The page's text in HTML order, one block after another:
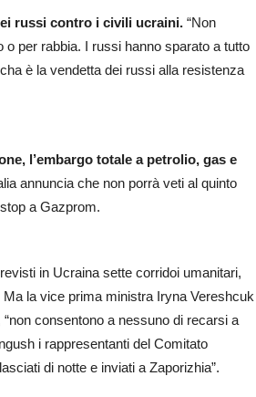
russi contro i civili ucraini. “Non
per rabbia. I russi hanno sparato a tutto
è la vendetta dei russi alla resistenza
l’embargo totale a petrolio, gas e
annuncia che non porrà veti al quinto
a Gazprom.
in Ucraina sette corridoi umanitari,
la vice prima ministra Iryna Vereshcuk
consentono a nessuno di recarsi a
i rappresentanti del Comitato
di notte e inviati a Zaporizhia”.